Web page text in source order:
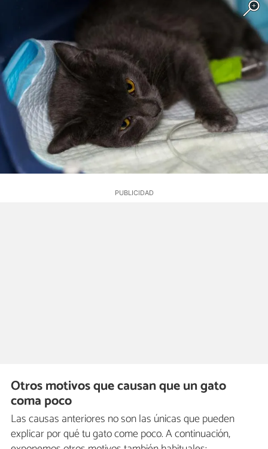
Otros motivos que causan que un gato
coma poco
Las causas anteriores no son las únicas que pueden
explicar por qué tu gato come poco. A continuación,